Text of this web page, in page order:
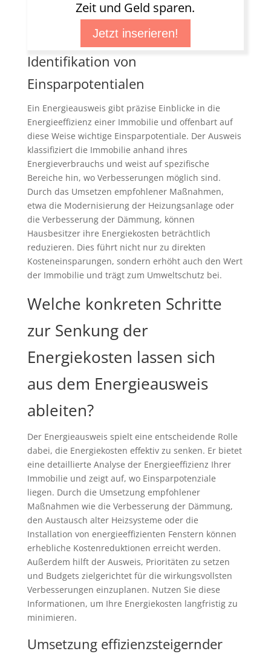
Zeit und Geld sparen.
Jetzt inserieren!
Identifikation von
Einsparpotentialen
Ein Energieausweis gibt präzise Einblicke in die
Energieeffizienz einer Immobilie und offenbart auf
diese Weise wichtige Einsparpotentiale. Der Ausweis
klassifiziert die Immobilie anhand ihres
Energieverbrauchs und weist auf spezifische
Bereiche hin, wo Verbesserungen möglich sind.
Durch das Umsetzen empfohlener Maßnahmen,
etwa die Modernisierung der Heizungsanlage oder
die Verbesserung der Dämmung, können
Hausbesitzer ihre Energiekosten beträchtlich
reduzieren. Dies führt nicht nur zu direkten
Kosteneinsparungen, sondern erhöht auch den Wert
der Immobilie und trägt zum Umweltschutz bei.
Welche konkreten Schritte
zur Senkung der
Energiekosten lassen sich
aus dem Energieausweis
ableiten?
Der Energieausweis spielt eine entscheidende Rolle
dabei, die Energiekosten effektiv zu senken. Er bietet
eine detaillierte Analyse der Energieeffizienz Ihrer
Immobilie und zeigt auf, wo Einsparpotenziale
liegen. Durch die Umsetzung empfohlener
Maßnahmen wie die Verbesserung der Dämmung,
den Austausch alter Heizsysteme oder die
Installation von energieeffizienten Fenstern können
erhebliche Kostenreduktionen erreicht werden.
Außerdem hilft der Ausweis, Prioritäten zu setzen
und Budgets zielgerichtet für die wirkungsvollsten
Verbesserungen einzuplanen. Nutzen Sie diese
Informationen, um Ihre Energiekosten langfristig zu
minimieren.
Umsetzung effizienzsteigernder